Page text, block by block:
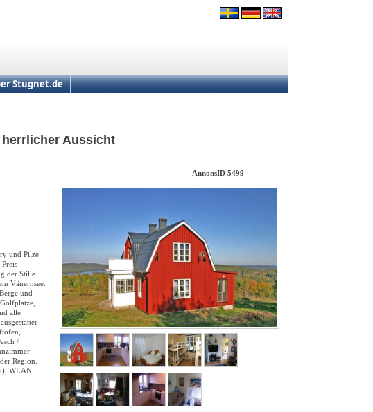
Stugnet.de
Aussicht
AnnonsID 5499
und Pilze
der Stille
Vänernsee.
und
alle
/
Region.
WLAN